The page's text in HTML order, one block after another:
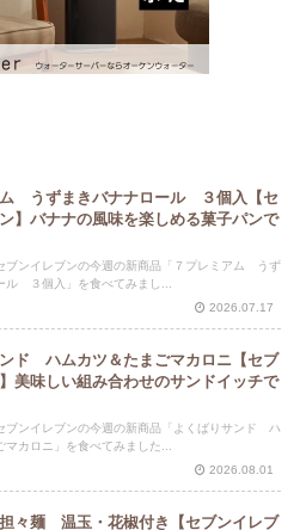
ム うずまきバナナロール ３個入【セ
】バナナの風味を楽しめる菓子パンで
ブンイレブンの今週の新商品「７プレミアム うず
ル ３個入」を食べてみまし...
2026.07.17
ド ハムカツ＆たまごマカロニ【セブ
美味しい組み合わせのサンドイッチで
ブンイレブンの今週の新商品「よくばりサンド ハ
マカロニ」を食べてみました...
2026.08.01
々麺 温玉・花椒付き【セブンイレブ